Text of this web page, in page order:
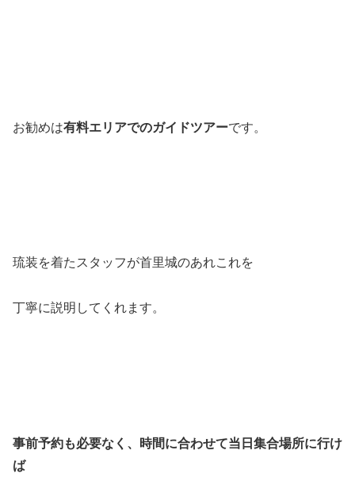
お勧めは有料エリアでのガイドツアーです。
琉装を着たスタッフが首里城のあれこれを
丁寧に説明してくれます。
事前予約も必要なく、時間に合わせて当日集合場所に行け
ば